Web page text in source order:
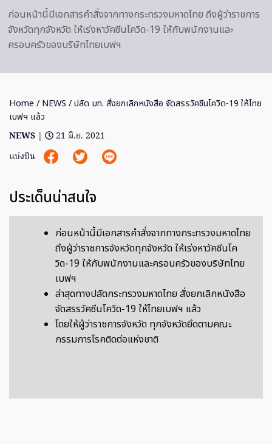
ก่อนหน้านี้มีเอกสารคำสั่งจากทางกระทรวงมหาดไทย ถึงผู้ว่าราชการ
จังหวัดทุกจังหวัด ให้เร่งหาวัคซีนโควิด-19 ให้กับพนักงานและ
ครอบครัวของบริษัทไทยเบฟฯ
Home / NEWS / ปลัด มท. สั่งยกเลิกหนังสือ จัดสรรวัคซีนโควิด-19 ให้ไทย
เบฟฯ แล้ว
NEWS |
21 มิ.ย. 2021
แบ่งปัน
ประเด็นน่าสนใจ
ก่อนหน้านี้มีเอกสารคำสั่งจากทางกระทรวงมหาดไทย
ถึงผู้ว่าราชการจังหวัดทุกจังหวัด ให้เร่งหาวัคซีนโค
วิด-19 ให้กับพนักงานและครอบครัวของบริษัทไทย
เบฟฯ
ล่าสุดทางปลัดกระทรวงมหาดไทย สั่งยกเลิกหนังสือ
จัดสรรวัคซีนโควิด-19 ให้ไทยเบฟฯ แล้ว
โดยให้ผู้ว่าราชการจังหวัด ทุกจังหวัดยึดตามคณะ
กรรมการโรคติดต่อแห่งชาติ